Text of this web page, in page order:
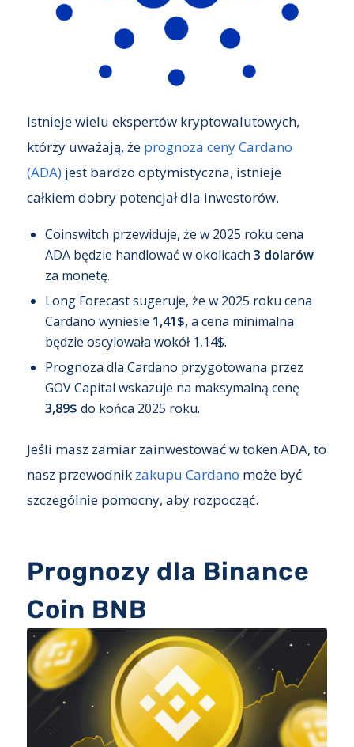
Istnieje wielu ekspertów kryptowalutowych,
którzy uważają, że prognoza ceny Cardano
(ADA)jest bardzo optymistyczna, istnieje
całkiem dobry potencjał dla inwestorów.
Coinswitch przewiduje, że w 2025 roku cena
ADA będzie handlować w okolicach 3 dolarów
za monetę.
Long Forecast sugeruje, że w 2025 roku cena
Cardano wyniesie 1,41$,a cena minimalna
będzie oscylowała wokół 1,14$.
Prognoza dla Cardano przygotowana przez
GOV Capital wskazuje na maksymalną cenę
3,89$ do końca 2025 roku.
Jeśli masz zamiar zainwestować w token ADA, to
nasz przewodnik zakupu Cardano może być
szczególnie pomocny, aby rozpocząć.
Prognozy dla Binance
Coin BNB